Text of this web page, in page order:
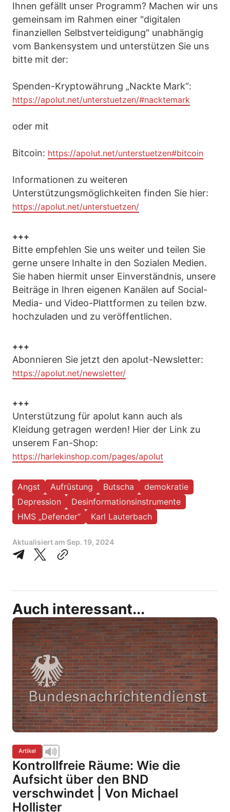
Ihnen gefällt unser Programm? Machen wir uns
gemeinsam im Rahmen einer "digitalen
finanziellen Selbstverteidigung" unabhängig
vom Bankensystem und unterstützen Sie uns
bitte mit der:
Spenden-Kryptowährung „Nackte Mark“:
https://apolut.net/unterstuetzen/#nacktemark
oder mit
Bitcoin: https://apolut.net/unterstuetzen#bitcoin
Informationen zu weiteren
Unterstützungsmöglichkeiten finden Sie hier:
https://apolut.net/unterstuetzen/
+++
Bitte empfehlen Sie uns weiter und teilen Sie
gerne unsere Inhalte in den Sozialen Medien.
Sie haben hiermit unser Einverständnis, unsere
Beiträge in Ihren eigenen Kanälen auf Social-
Media- und Video-Plattformen zu teilen bzw.
hochzuladen und zu veröffentlichen.
+++
Abonnieren Sie jetzt den apolut-Newsletter:
https://apolut.net/newsletter/
+++
Unterstützung für apolut kann auch als
Kleidung getragen werden! Hier der Link zu
unserem Fan-Shop:
https://harlekinshop.com/pages/apolut
Angst Aufrüstung Butscha
demokratie
Depression
Desinformationsinstrumente
HMS „Defender“
Karl Lauterbach
Aktualisiert am Sep. 19, 2024
Auch interessant...
Artikel
Kontrollfreie Räume: Wie die
Aufsicht über den BND
verschwindet | Von Michael
Hollister